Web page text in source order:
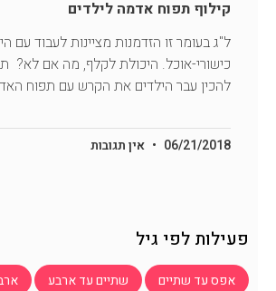
קילוף תפוח אדמה לילדים
ל"ג בעומר זו הזדמנות מציינות לעבוד עם
כישורי-אוכל. היכולת לקלף, מה אם לא?
להכין עבר הילדים את הקרש עם תפוח
06/21/2018 אין תגובות
פעילות לפי גיל
אפס עד שתיים שתיים עד ארבע